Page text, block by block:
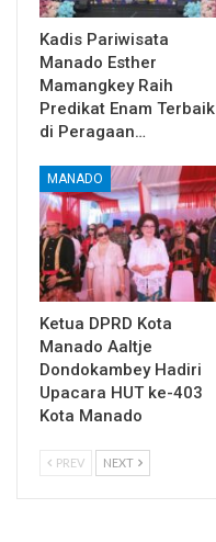
Kadis Pariwisata
Manado Esther
Mamangkey Raih
Predikat Enam Terbaik
di Peragaan…
MANADO
Ketua DPRD Kota
Manado Aaltje
Dondokambey Hadiri
Upacara HUT ke-403
Kota Manado
PREV NEXT